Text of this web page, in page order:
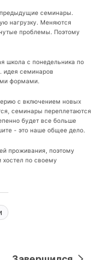
семинары.
нагрузку. Меняются
проблемы. Поэтому
школа с понедельника по
идея семинаров
формами.
с включением новых
семинары переплетаются
будет все больше
- это наше общее дело.
проживания, поэтому
хостел по своему